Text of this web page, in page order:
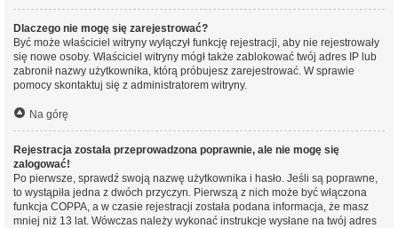
Dlaczego nie mogę się zarejestrować?
Być może właściciel witryny wyłączył funkcję rejestracji, aby nie rejestrowały
się nowe osoby. Właściciel witryny mógł także zablokować twój adres IP lub
zabronił nazwy użytkownika, którą próbujesz zarejestrować. W sprawie
pomocy skontaktuj się z administratorem witryny.
Na górę
Rejestracja została przeprowadzona poprawnie, ale nie mogę się
zalogować!
Po pierwsze, sprawdź swoją nazwę użytkownika i hasło. Jeśli są poprawne,
to wystąpiła jedna z dwóch przyczyn. Pierwszą z nich może być włączona
funkcja COPPA, a w czasie rejestracji została podana informacja, że masz
mniej niż 13 lat. Wówczas należy wykonać instrukcje wysłane na twój adres